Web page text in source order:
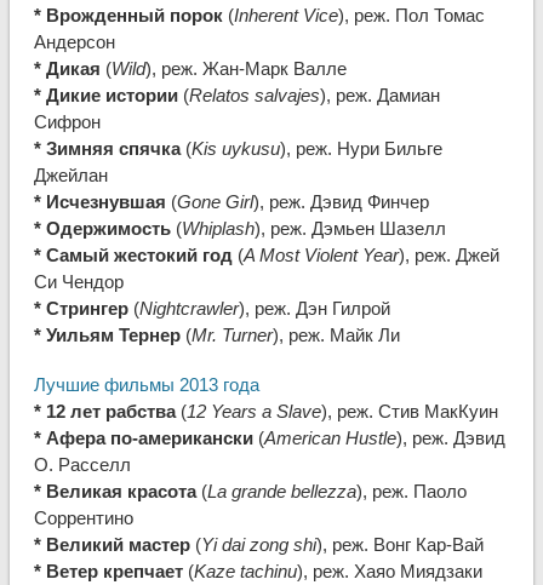
* Врожденный порок(Inherent Vice), реж. Пол Томас
Андерсон
* Дикая (Wild), реж. Жан-Марк Валле
* Дикие истории (Relatos salvajes), реж. Дамиан
Сифрон
* Зимняя спячка(Kis uykusu), реж. Нури Бильге
Джейлан
* Исчезнувшая (Gone Girl), реж. Дэвид Финчер
* Одержимость(Whiplash), реж. Дэмьен Шазелл
* Самый жестокий год (A Most Violent Year), реж. Джей
Си Чендор
* Стрингер(Nightcrawler), реж. Дэн Гилрой
* Уильям Тернер(Mr. Turner), реж. Майк Ли
Лучшие фильмы 2013 года
* 12 лет рабства(12 Years a Slave), реж. Стив МакКуин
* Афера по-американски(American Hustle), реж. Дэвид
О. Расселл
* Великая красота(La grande bellezza), реж. Паоло
Соррентино
* Великий мастер(Yi dai zong shi), реж. Вонг Кар-Вай
* Ветер крепчает(Kaze tachinu), реж. Хаяо Миядзаки